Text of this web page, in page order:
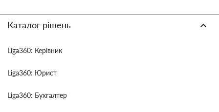
Каталог рішень
Liga360: Керівник
Liga360: Юрист
Liga360: Бухгалтер